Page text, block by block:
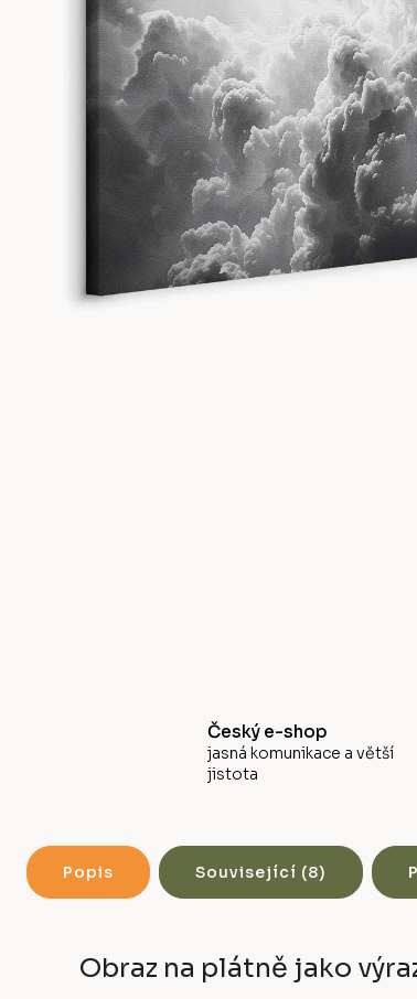
Český e-shop
jasná komunikace a větší
jistota
Popis Související (8)
Obraz na plátně jako